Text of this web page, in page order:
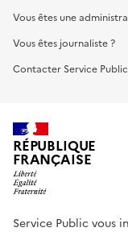
Vous êtes une
Vous êtes journaliste ?
Contacter Service Public
RÉPUBLIQUE
FRANÇAISE
Service Public vous